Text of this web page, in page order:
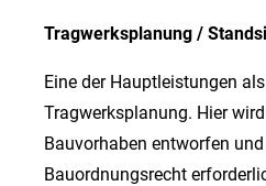
Tragwerksplanung /
Eine der Hauptleistungen
Tragwerksplanung. Hier
Bauvorhaben entworfen
Bauordnungsrecht